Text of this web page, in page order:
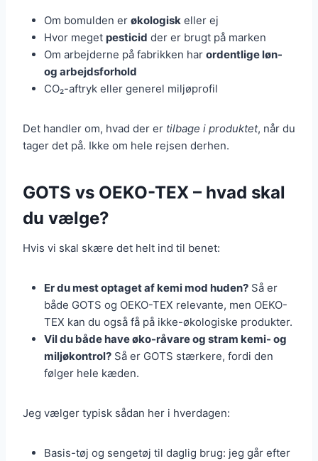
Om bomulden er økologisk eller ej
Hvor meget pesticid der er brugt på marken
Om arbejderne på fabrikken har ordentlige løn-
og arbejdsforhold
CO₂-aftryk eller generel miljøprofil
Det handler om, hvad der er tilbage i produktet, når du
tager det på. Ikke om hele rejsen derhen.
GOTS vs OEKO-TEX – hvad skal
du vælge?
Hvis vi skal skære det helt ind til benet:
Er du mest optaget af kemi mod huden? Så er
både GOTS og OEKO-TEX relevante, men OEKO-
TEX kan du også få på ikke-økologiske produkter.
Vil du både have øko-råvare og stram kemi- og
miljøkontrol? Så er GOTS stærkere, fordi den
følger hele kæden.
Jeg vælger typisk sådan her i hverdagen:
Basis-tøj og sengetøj til daglig brug: jeg går efter